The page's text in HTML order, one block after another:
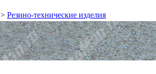
> Резино-технические изделия